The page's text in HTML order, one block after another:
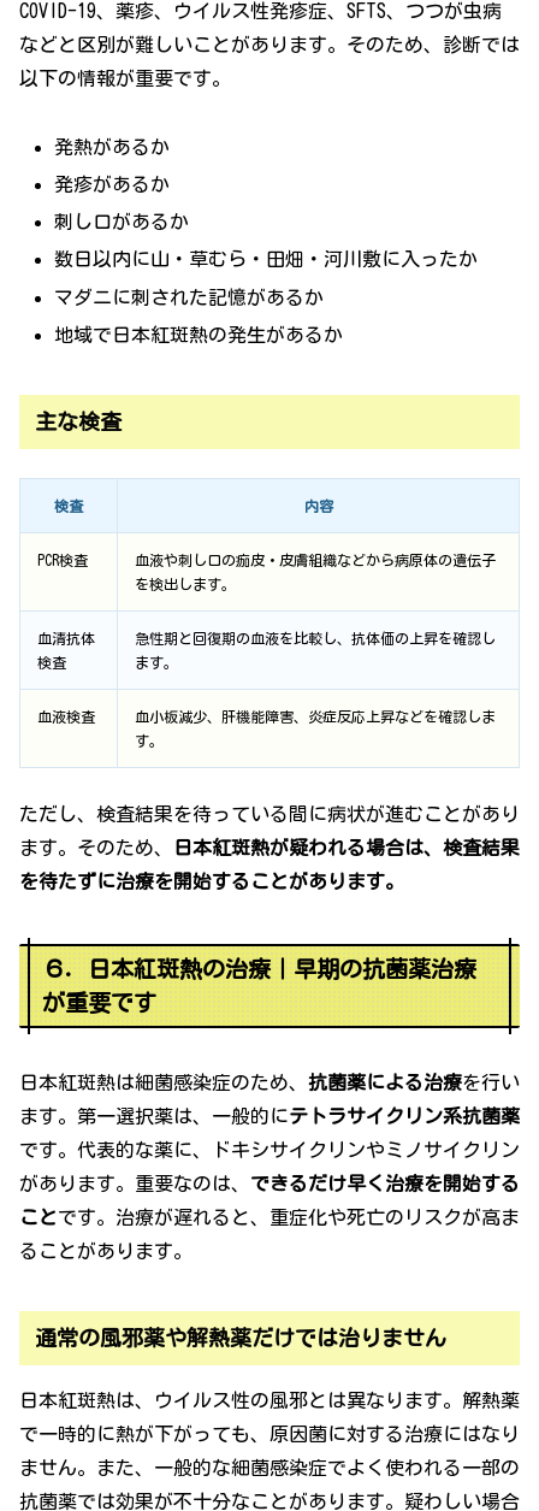
COVID-19、薬疹、ウイルス性発疹症、SFTS、つつが虫病
などと区別が難しいことがあります。そのため、診断では
以下の情報が重要です。
発熱があるか
発疹があるか
刺し口があるか
数日以内に山・草むら・田畑・河川敷に入ったか
マダニに刺された記憶があるか
地域で日本紅斑熱の発生があるか
主な検査
検査 内容
PCR検査
血液や刺し口の痂皮・皮膚組織などから病原体の遺伝子
を検出します。
血清抗体
検査
急性期と回復期の血液を比較し、抗体価の上昇を確認し
ます。
血液検査
血小板減少、肝機能障害、炎症反応上昇などを確認しま
す。
ただし、検査結果を待っている間に病状が進むことがあり
ます。そのため、
日本紅斑熱が疑われる場合は、検査結果
を待たずに治療を開始することがあります。
６．日本紅斑熱の治療｜早期の抗菌薬治療
が重要です
日本紅斑熱は細菌感染症のため、 抗菌薬による治療を行い
ます。第一選択薬は、一般的にテトラサイクリン系抗菌薬
です。代表的な薬に、ドキシサイクリンやミノサイクリン
があります。重要なのは、 できるだけ早く治療を開始する
ことです。治療が遅れると、重症化や死亡のリスクが高ま
ることがあります。
通常の風邪薬や解熱薬だけでは治りません
日本紅斑熱は、ウイルス性の風邪とは異なります。解熱薬
で一時的に熱が下がっても、原因菌に対する治療にはなり
ません。また、一般的な細菌感染症でよく使われる一部の
抗菌薬では効果が不十分なことがあります。疑わしい場合